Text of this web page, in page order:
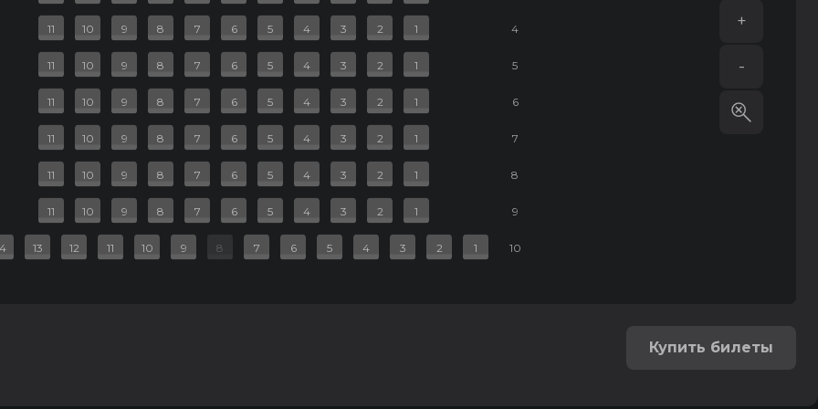
+
-
1
10
11
12
13 2
3
4
5
6
7
8
9
1
10
11 2
3
4
5
6
7
8
9
1
10
11 2
3
4
5
6
7
8
9
1
10
11 2
3
4
5
6
7
8
9
1
10
11 2
3
4
5
6
7
8
9
1
10
11 2
3
4
5
6
7
8
9
1
10
11 2
3
4
5
6
7
8
9
4
5
6
7
8
9
10
Купить билеты